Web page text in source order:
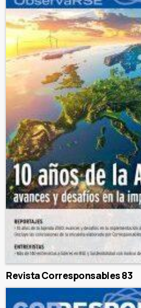
Revista Corresponsables 83